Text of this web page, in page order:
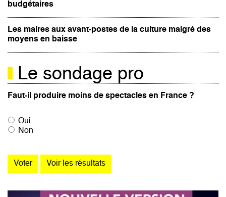
budgétaires
Les maires aux avant-postes de la culture malgré des
moyens en baisse
Le sondage pro
Faut-il produire moins de spectacles en France ?
Oui
Non